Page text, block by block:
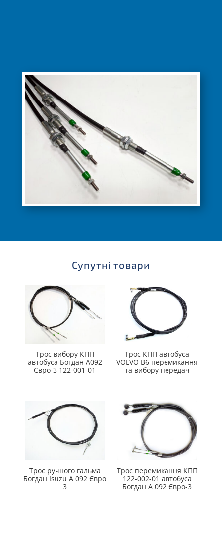
Супутні товари
Трос вибору КПП
автобуса Богдан А092
Євро-3 122-001-01
Трос КПП автобуса
VOLVO B6 перемикання
та вибору передач
Трос ручного гальма
Богдан Isuzu А 092 Євро
3
Трос перемикання КПП
122-002-01 автобуса
Богдан А 092 Євро-3